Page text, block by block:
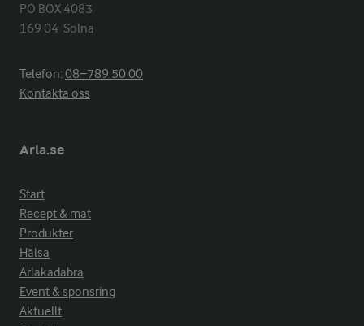
PO BOX 4083
169 04  Solna
Telefon:08−789 50 00
Kontakta oss
Arla.se
Start
Recept & mat
Produkter
Hälsa
Arlakadabra
Event & sponsring
Aktuellt